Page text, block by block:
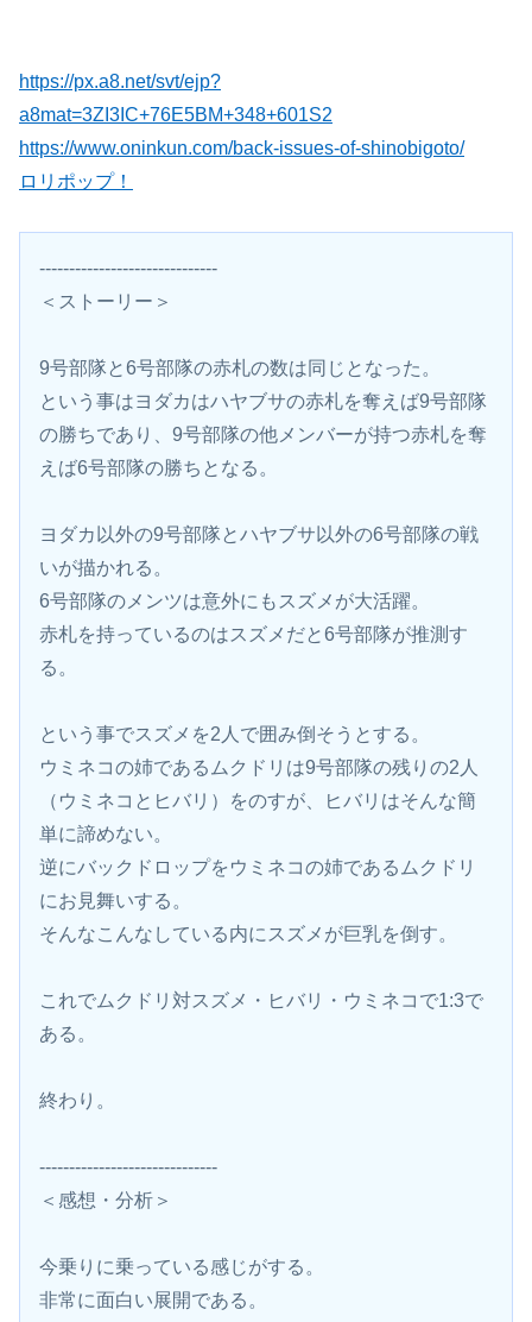
https://px.a8.net/svt/ejp?
a8mat=3ZI3IC+76E5BM+348+601S2
https://www.oninkun.com/back-issues-of-shinobigoto/
ロリポップ！
------------------------------
＜ストーリー＞
9号部隊と6号部隊の赤札の数は同じとなった。
という事はヨダカはハヤブサの赤札を奪えば9号部隊
の勝ちであり、9号部隊の他メンバーが持つ赤札を奪
えば6号部隊の勝ちとなる。
ヨダカ以外の9号部隊とハヤブサ以外の6号部隊の戦
いが描かれる。
6号部隊のメンツは意外にもスズメが大活躍。
赤札を持っているのはスズメだと6号部隊が推測す
る。
という事でスズメを2人で囲み倒そうとする。
ウミネコの姉であるムクドリは9号部隊の残りの2人
（ウミネコとヒバリ）をのすが、ヒバリはそんな簡
単に諦めない。
逆にバックドロップをウミネコの姉であるムクドリ
にお見舞いする。
そんなこんなしている内にスズメが巨乳を倒す。
これでムクドリ対スズメ・ヒバリ・ウミネコで1:3で
ある。
終わり。
------------------------------
＜感想・分析＞
今乗りに乗っている感じがする。
非常に面白い展開である。